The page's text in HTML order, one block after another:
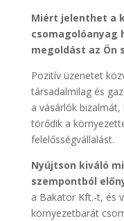
Miért jelenthet a
csomagolóanyag
megoldást az Ön
Pozitív üzenetet
társadalmilag és
a vásárlók
törődik a
felelősségvállalást.
Nyújtson kiváló
szempontból
a Bakator Kft.-t, és
környezetbarát